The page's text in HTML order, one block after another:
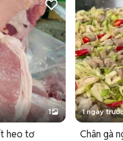
1
heo tơ
1 ngày
Chân gà